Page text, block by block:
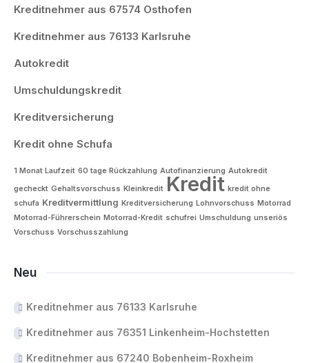
Kreditnehmer aus 67574 Osthofen
Kreditnehmer aus 76133 Karlsruhe
Autokredit
Umschuldungskredit
Kreditversicherung
Kredit ohne Schufa
1 Monat Laufzeit 60 tage Rückzahlung Autofinanzierung Autokredit
gecheckt Gehaltsvorschuss Kleinkredit Kredit kredit ohne
schufa Kreditvermittlung Kreditversicherung Lohnvorschuss Motorrad
Motorrad-Führerschein Motorrad-Kredit schufrei Umschuldung unseriös
Vorschuss Vorschusszahlung
Neu
Kreditnehmer aus 76133 Karlsruhe
Kreditnehmer aus 76351 Linkenheim-Hochstetten
Kreditnehmer aus 67240 Bobenheim-Roxheim